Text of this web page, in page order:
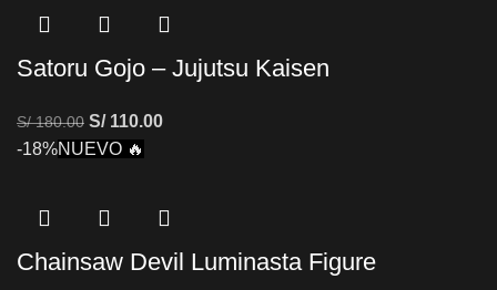
Satoru Gojo – Jujutsu Kaisen
S/180.00 S/110.00
-18%NUEVO 🔥
Chainsaw Devil Luminasta Figure